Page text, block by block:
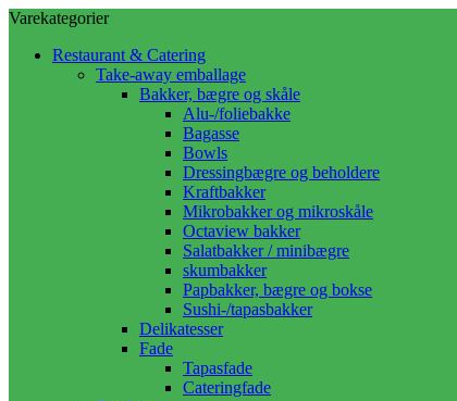
Varekategorier
Restaurant & Catering
Take-away emballage
Bakker, bægre og skåle
Alu-/foliebakke
Bagasse
Bowls
Dressingbægre og beholdere
Kraftbakker
Mikrobakker og mikroskåle
Octaview bakker
Salatbakker / minibægre
skumbakker
Papbakker, bægre og bokse
Sushi-/tapasbakker
Delikatesser
Fade
Tapasfade
Cateringfade